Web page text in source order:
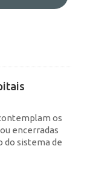
os
encerradas
do sistema de